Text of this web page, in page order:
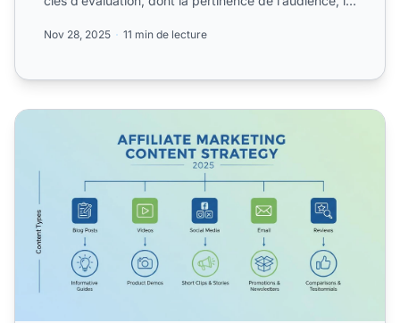
Nov 28, 2025 11 min de lecture
Comment créer du contenu pour le marketing d'affiliation